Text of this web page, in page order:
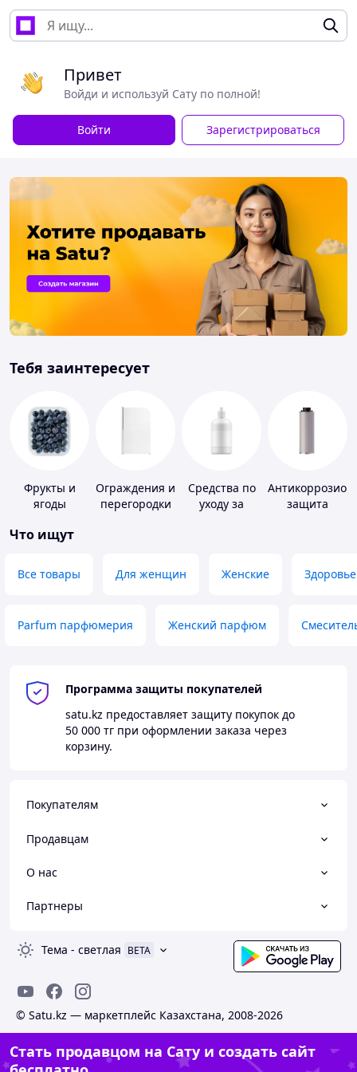
Привет
Войди и используй Сату по полной!
Войти Зарегистрироваться
Тебя заинтересует
Фрукты и
ягоды
Ограждения и
перегородки
Средства по
уходу за
защита
Что ищут
Все товары Для женщин Женские Здоровье
Parfum парфюмерия Женский парфюм
Программа защиты покупателей
satu.kz предоставляет защиту покупок до
50 000 тг при оформлении заказа через
корзину.
Покупателям
Продавцам
О нас
Партнеры
Тема - светлая BETA
© Satu.kz — маркетплейс Казахстана, 2008-2026
Стать продавцом на Сату и создать сайт